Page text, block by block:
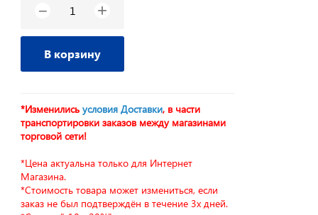
− +
В корзину
*Изменилисьусловия Доставки, в части
транспортировки заказов между магазинами
торговой сети!
*Цена актуальна только для Интернет
Магазина.
*Стоимость товара может измениться, если
заказ не был подтверждён в течение 3х дней.